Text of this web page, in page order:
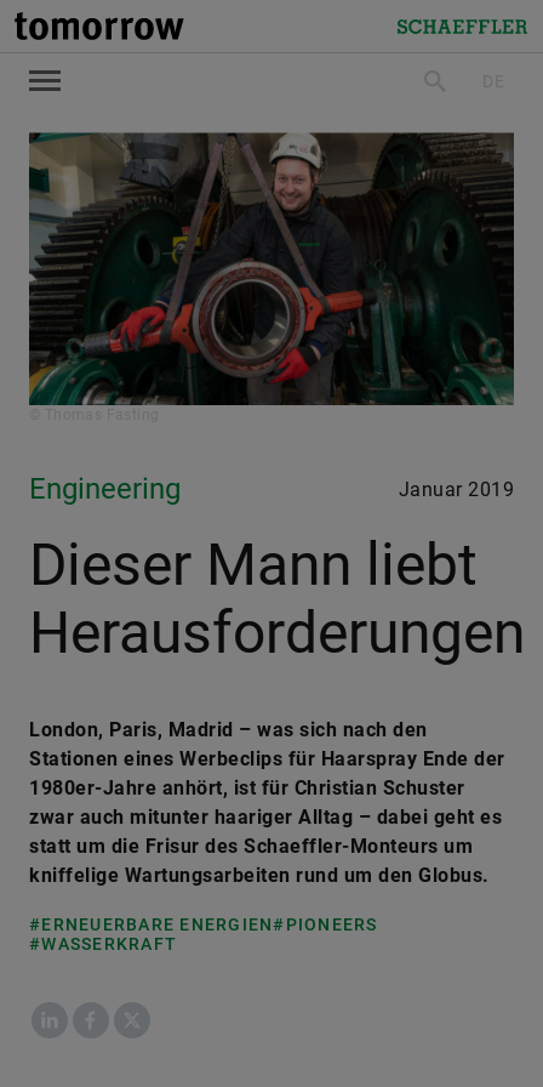
tomorrow
Schaeffler
suchenDE
Engineering Januar 2019
Dieser Mann liebt
Herausforderungen
London, Paris, Madrid – was sich nach den
Stationen eines Werbeclips für Haarspray Ende der
1980er-Jahre anhört, ist für Christian Schuster
zwar auch mitunter haariger Alltag – dabei geht es
statt um die Frisur des Schaeffler-Monteurs um
kniffelige Wartungsarbeiten rund um den Globus.
#ERNEUERBARE ENERGIEN#PIONEERS
#WASSERKRAFT
LinkedInFacebook
X